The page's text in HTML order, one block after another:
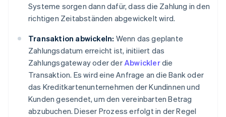
Systeme sorgen dann dafür, dass die Zahlung in den
richtigen Zeitabständen abgewickelt wird.
Transaktion abwickeln: Wenn das geplante
Zahlungsdatum erreicht ist, initiiert das
Zahlungsgateway oder derAbwicklerdie
Transaktion. Es wird eine Anfrage an die Bank oder
das Kreditkartenunternehmen der Kundinnen und
Kunden gesendet, um den vereinbarten Betrag
abzubuchen. Dieser Prozess erfolgt in der Regel